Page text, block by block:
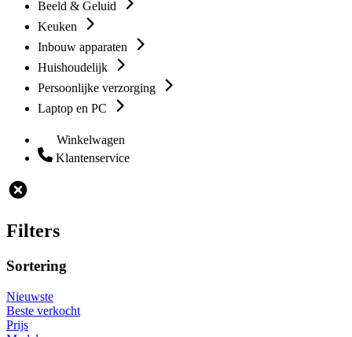
Beeld & Geluid
Keuken
Inbouw apparaten
Huishoudelijk
Persoonlijke verzorging
Laptop en PC
Winkelwagen
Klantenservice
Filters
Sortering
Nieuwste
Beste verkocht
Prijs